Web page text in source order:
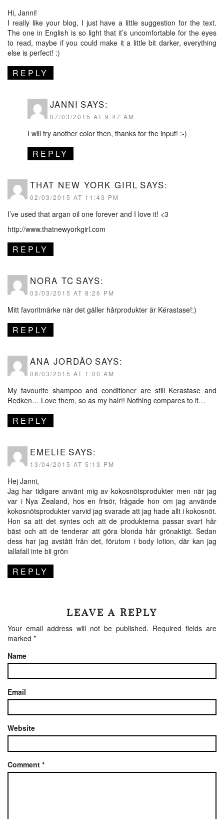
Hi, Janni!
I really like your blog, I just have a little suggestion for the text.
The one in English is so light that it’s uncomfortable for the eyes
to read, maybe if you could make it a little bit darker, everything
else is perfect! :)
REPLY
JANNI SAYS:
07/03/2015 AT 9:47 AM
I will try another color then, thanks for the input! :-)
REPLY
THAT NEW YORK GIRL SAYS:
02/03/2015 AT 11:43 PM
I’ve used that argan oil one forever and I love it! <3
http://www.thatnewyorkgirl.com
REPLY
NORA TC SAYS:
03/03/2015 AT 8:26 PM
Mitt favoritmärke när det gäller hårprodukter är Kérastase!:)
REPLY
ANA JORDÃO SAYS:
08/03/2015 AT 1:00 AM
My favourite shampoo and conditioner are still Kerastase and
Redken… Love them, so as my hair!! Nothing compares to it…
REPLY
EMELIE SAYS:
13/04/2015 AT 5:13 PM
Hej Janni,
Jag har tidigare använt mig av kokosnötsprodukter men när jag
var i Nya Zealand, hos en frisör, frågade hon om jag använde
kokosnötsprodukter varvid jag svarade att jag hade allt i kokosnöt.
Hon sa att det syntes och att de produkterna passar svart hår
bäst och att de tenderar att göra blonda hår grönaktigt. Sedan
dess har jag avstått från det, förutom i body lotion, där kan jag
iallafall inte bli grön
REPLY
LEAVE A REPLY
Your email address will not be published. Required fields are
marked *
Name
Email
Website
Comment *